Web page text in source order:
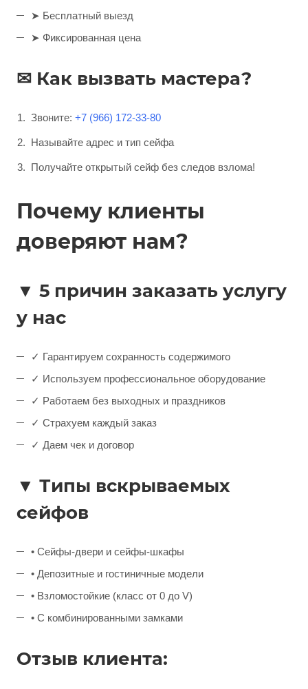
➤ Бесплатный выезд
➤ Фиксированная цена
✉ Как вызвать мастера?
Звоните: +7 (966) 172-33-80
Называйте адрес и тип сейфа
Получайте открытый сейф без следов взлома!
Почему клиенты
доверяют нам?
▼ 5 причин заказать услугу
у нас
✓ Гарантируем сохранность содержимого
✓ Используем профессиональное оборудование
✓ Работаем без выходных и праздников
✓ Страхуем каждый заказ
✓ Даем чек и договор
▼ Типы вскрываемых
сейфов
• Сейфы-двери и сейфы-шкафы
• Депозитные и гостиничные модели
• Взломостойкие (класс от 0 до V)
• С комбинированными замками
Отзыв клиента: